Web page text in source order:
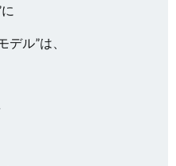
ル”は、